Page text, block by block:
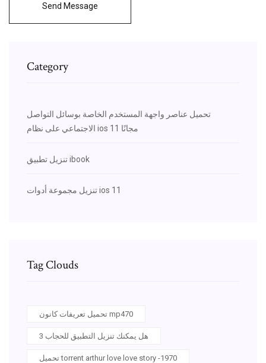
Send Message
Category
تحميل عناصر واجهة المستخدم الخاصة بوسائل التواصل
الاجتماعي على نظام ios 11 مجانًا
تنزيل تطبيق ibook
تنزيل مجموعة أدوات ios 11
Tag Clouds
تحميل تعريفات كانون mp470
هل يمكنك تنزيل التطبيق للحجاب 3
تحميل torrent arthur love love story -1970